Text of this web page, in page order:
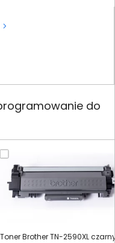
do
Toner Brother TN-2590XL